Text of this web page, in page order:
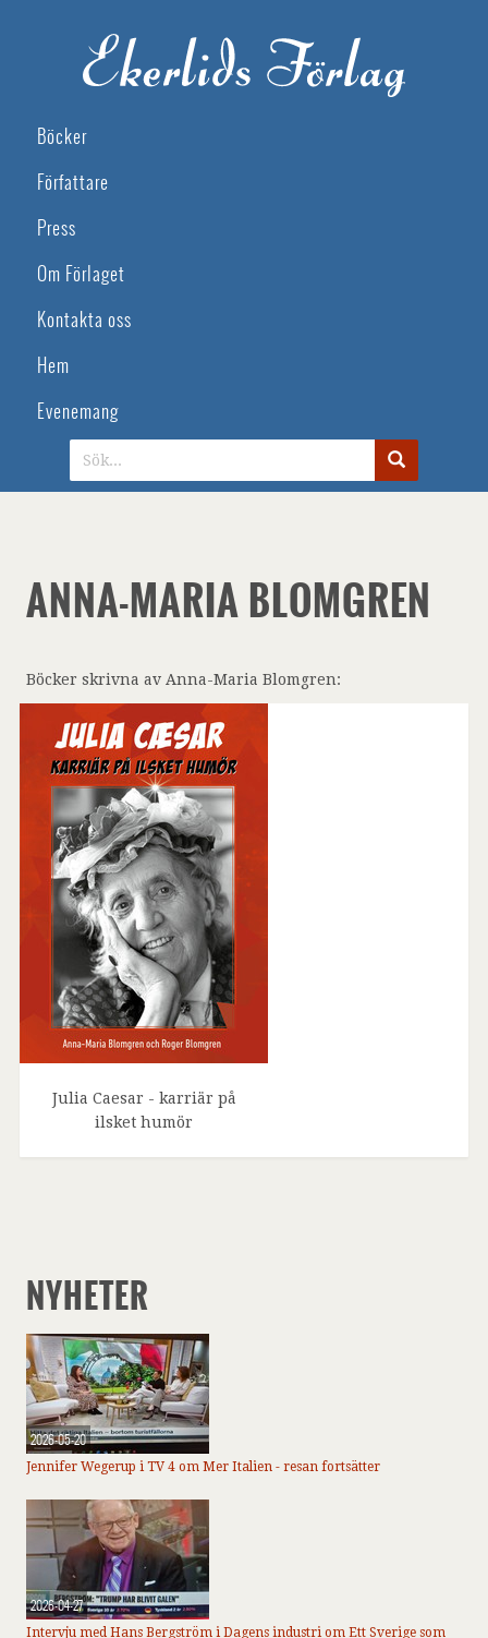
Böcker
Författare
Press
Om Förlaget
Kontakta oss
Hem
Evenemang
ANNA-MARIA BLOMGREN
Böcker skrivna av Anna-Maria Blomgren:
Julia Caesar - karriär på
ilsket humör
NYHETER
2026-05-20
Jennifer Wegerup i TV 4 om Mer Italien - resan fortsätter
2026-04-27
Intervju med Hans Bergström i Dagens industri om Ett Sverige som